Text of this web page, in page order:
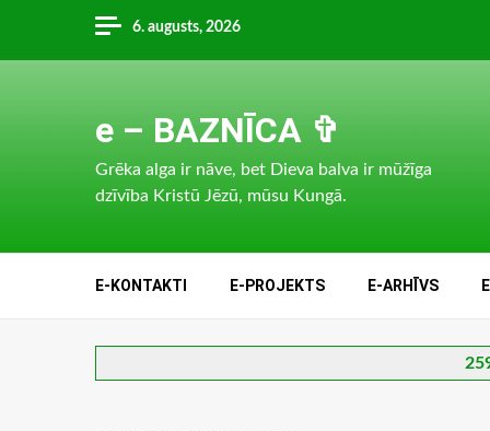
content
6. augusts, 2026
e – BAZNĪCA ✞
Grēka alga ir nāve, bet Dieva balva ir mūžīga
dzīvība Kristū Jēzū, mūsu Kungā.
E-KONTAKTI E-PROJEKTS E-ARHĪVS